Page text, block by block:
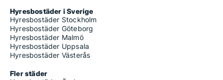
Hyresbostäder i Sverige
Hyresbostäder Stockholm
Hyresbostäder Göteborg
Hyresbostäder Malmö
Hyresbostäder Uppsala
Hyresbostäder Västerås
Fler städer